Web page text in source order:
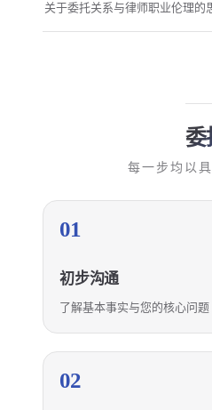
关于委托关系与律师职业伦理的
委
每一步均以
01
初步沟通
了解基本事实与您的核心问题
02